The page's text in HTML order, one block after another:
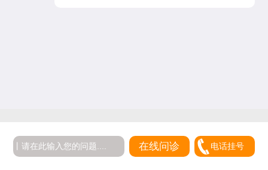
在线问诊 电话挂号